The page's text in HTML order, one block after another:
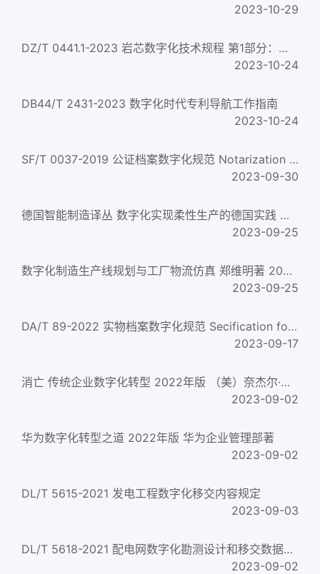
2023-10-29
DZ/T 0441.1-2023 岩芯数字化技术规程 第1部分：总则
2023-10-24
DB44/T 2431-2023 数字化时代专利导航工作指南
2023-10-24
SF/T 0037-2019 公证档案数字化规范 Notarization archives digitization specification
2023-09-30
德国智能制造译丛 数字化实现柔性生产的德国实践 （奥）弗里德里希·佩施克，（徳）卡斯滕·埃卡德 2022年版...
2023-09-25
数字化制造生产线规划与工厂物流仿真 郑维明著 2020年版
2023-09-25
DA/T 89-2022 实物档案数字化规范 Secification for diitization of physical records
2023-09-17
消亡 传统企业数字化转型 2022年版 （美）奈杰尔·瓦兹著 罗赞，杜芳译
2023-09-02
华为数字化转型之道 2022年版 华为企业管理部著
2023-09-02
DL/T 5615-2021 发电工程数字化移交内容规定
2023-09-03
DL/T 5618-2021 配电网数字化勘测设计和移交数据交换标准
2023-09-02